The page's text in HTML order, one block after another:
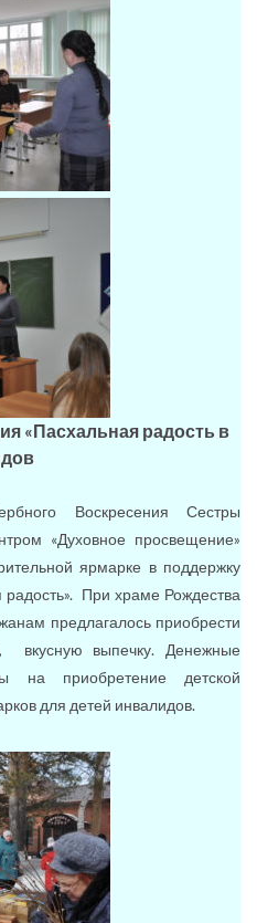
«Пасхальная радость в
Воскресения Сестры
«Духовное просвещение»
ярмарке в поддержку
При храме Рождества
предлагалось приобрести
вкусную выпечку. Денежные
на приобретение детской
для детей инвалидов.